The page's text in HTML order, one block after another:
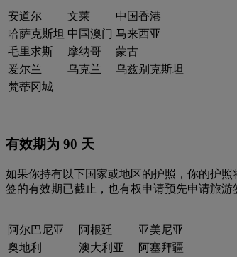
安道尔 文莱
中国香港
哈萨克斯坦 中国澳门 马来西亚
毛里求斯
摩纳哥
蒙古
爱尔兰
乌克兰
乌兹别克斯坦
梵蒂冈城
有效期为 90 天
如果你持有以下国家或地区的护照，你的护
签的有效期已截止，也有权申请预先申请旅游
阿尔巴尼亚 阿根廷
亚美尼亚
奥地利
澳大利亚
阿塞拜疆